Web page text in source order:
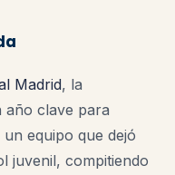
Madrid, la
año clave para
equipo que dejó
juvenil, compitiendo